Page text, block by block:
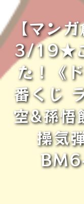
【マンガ
3/19★
た！《
番くじ
空&孫悟
操気